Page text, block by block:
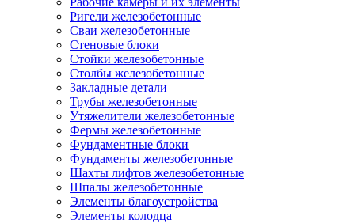
Ригели железобетонные
Сваи железобетонные
Стеновые блоки
Стойки железобетонные
Столбы железобетонные
Закладные детали
Трубы железобетонные
Утяжелители железобетонные
Фермы железобетонные
Фундаментные блоки
Фундаменты железобетонные
Шахты лифтов железобетонные
Шпалы железобетонные
Элементы благоустройства
Элементы колодца